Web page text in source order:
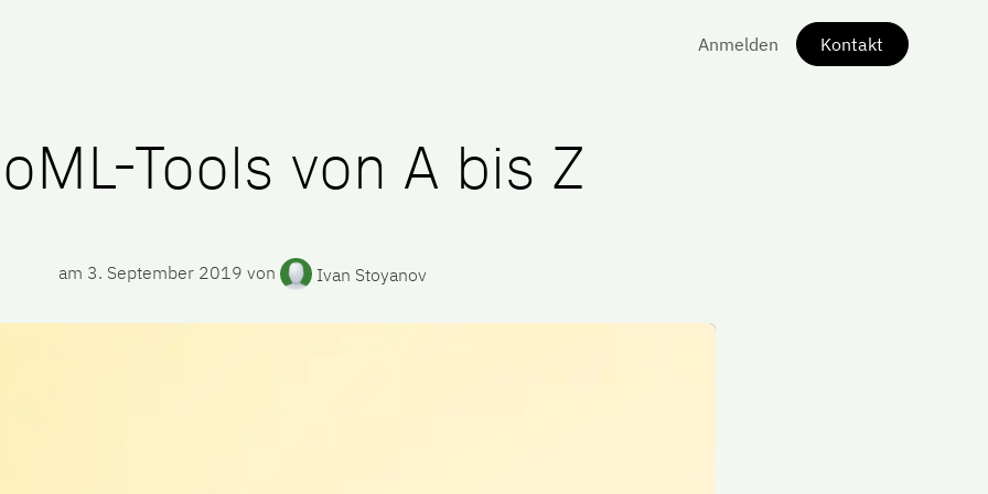
Anmelden Kontakt
Tools von A bis Z
am 3. September 2019 von Ivan Stoyanov